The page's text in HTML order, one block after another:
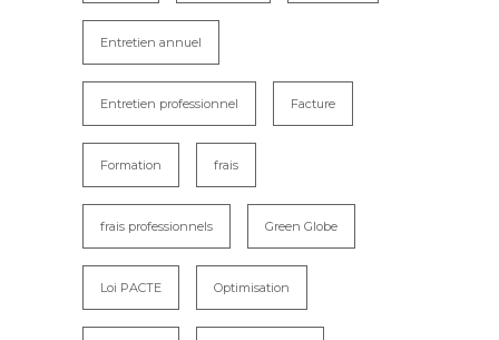
Entretien annuel
Entretien professionnel Facture
Formation frais
frais professionnels Green Globe
Loi PACTE Optimisation